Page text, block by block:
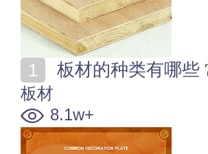
板材的种类有哪些
板材
8.1w+